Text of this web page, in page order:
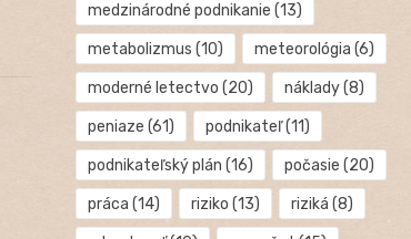
medzinárodné podnikanie (13)
metabolizmus (10) meteorológia (6)
moderné letectvo (20) náklady(8)
peniaze (61) podnikateľ(11)
podnikateľský plán (16) počasie (20)
práca (14) riziko (13) riziká (8)